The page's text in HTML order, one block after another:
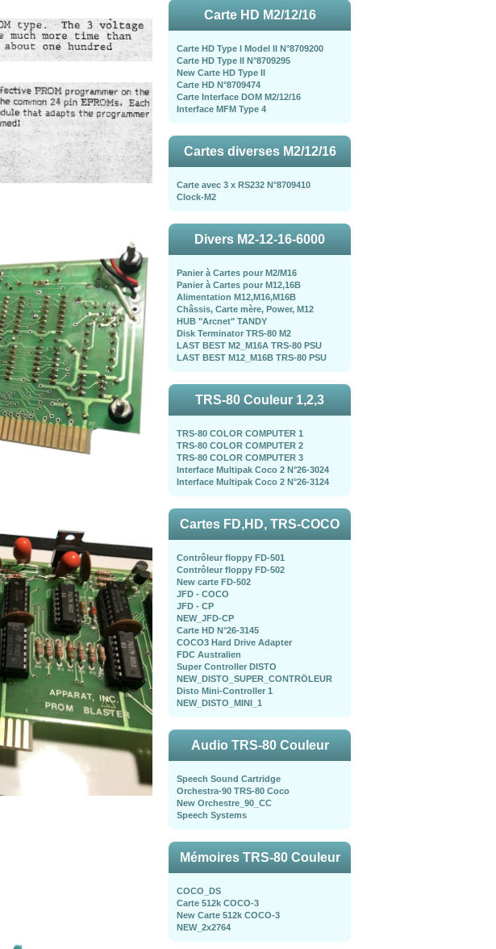
Carte HD M2/12/16
Carte HD Type I Model II N°8709200
Carte HD Type II N°8709295
New Carte HD Type II
Carte HD N°8709474
Carte Interface DOM M2/12/16
Interface MFM Type 4
Cartes diverses M2/12/16
Carte avec 3 x RS232 N°8709410
Clock-M2
Divers M2-12-16-6000
Panier à Cartes pour M2/M16
Panier à Cartes pour M12,16B
Alimentation M12,M16,M16B
Châssis, Carte mère, Power, M12
HUB "Arcnet" TANDY
Disk Terminator TRS-80 M2
LAST BEST M2_M16A TRS-80 PSU
LAST BEST M12_M16B TRS-80 PSU
TRS-80 Couleur 1,2,3
TRS-80 COLOR COMPUTER 1
TRS-80 COLOR COMPUTER 2
TRS-80 COLOR COMPUTER 3
Interface Multipak Coco 2 N°26-3024
Interface Multipak Coco 2 N°26-3124
Cartes FD,HD, TRS-COCO
Contrôleur floppy FD-501
Contrôleur floppy FD-502
New carte FD-502
JFD - COCO
JFD - CP
NEW_JFD-CP
Carte HD N°26-3145
COCO3 Hard Drive Adapter
FDC Australien
Super Controller DISTO
NEW_DISTO_SUPER_CONTRÖLEUR
Disto Mini-Controller 1
NEW_DISTO_MINI_1
Audio TRS-80 Couleur
Speech Sound Cartridge
Orchestra-90 TRS-80 Coco
New Orchestre_90_CC
Speech Systems
Mémoires TRS-80 Couleur
COCO_DS
Carte 512k COCO-3
New Carte 512k COCO-3
NEW_2x2764